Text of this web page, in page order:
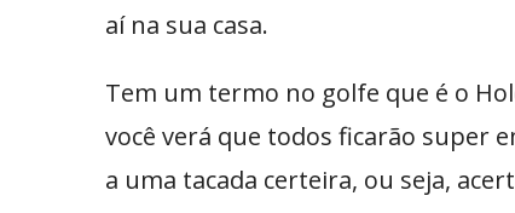
aí na sua casa.
Tem um termo no golfe que é o
você verá que todos ficarão super
a uma tacada certeira, ou seja,